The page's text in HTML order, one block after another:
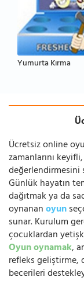
Yumurta Kırma
Ücretsiz online
zamanlarını
değerlendirmesini
Günlük hayatın
dağıtmak ya da
oynananoyun
sunar. Kurulum
çocuklardan
Oyun oynamak,
refleks
becerileri